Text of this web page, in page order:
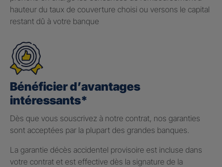
hauteur du taux de couverture choisi ou versons le capital
restant dû à votre banque
Bénéficier d’avantages
intéressants*
Dès que vous souscrivez à notre contrat, nos garanties
sont acceptées par la plupart des grandes banques.
La garantie décès accidentel provisoire est incluse dans
votre contrat et est effective dès la signature de la